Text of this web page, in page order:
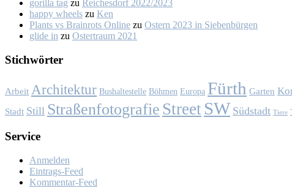
gorilla tag zu Rei­ches­dorf 2022/2023
happy wheels zu Ken
Plants vs Brainrots Online zu Os­tern 2023 in Sie­ben­bür­gen
glide in zu Os­ter­traum 2021
Stich­wör­ter
Arbeit Architektur Bushaltestelle Böhmen Europa Fürth Garten
Stadt Still Straßenfotografie Street SW Südstadt Tiere
Ser­vice
Anmelden
Eintrags-Feed
Kommentar-Feed